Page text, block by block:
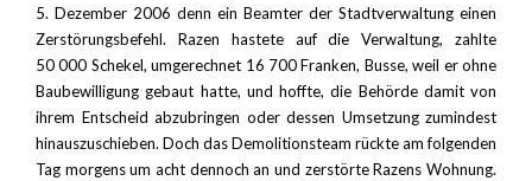
5. Dezember 2006 denn ein Beamter der Stadtverwaltung einen
Zerstörungsbefehl. Razen hastete auf die Verwaltung, zahlte
50 000 Schekel, umgerechnet 16 700 Franken, Busse, weil er ohne
Baubewilligung gebaut hatte, und hoffte, die Behörde damit von
ihrem Entscheid abzubringen oder dessen Umsetzung zumindest
hinauszuschieben. Doch das Demolitionsteam rückte am folgenden
Tag morgens um acht dennoch an und zerstörte Razens Wohnung.